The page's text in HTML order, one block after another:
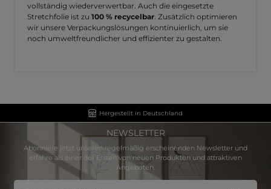
vollständig wiederverwertbar. Auch die eingesetzte
Stretchfolie ist zu 100 % recycelbar . Zusätzlich optimieren
wir unsere Verpackungslösungen kontinuierlich, um sie
noch umweltfreundlicher und effizienter zu gestalten.
Hergestellt in Deutschland
NEWSLETTER
Abonniere jetzt unseren regelmäßig erscheinenden Newsletter und
erfahre als einer der Ersten von neuen Produkten und attraktiven
Angeboten.